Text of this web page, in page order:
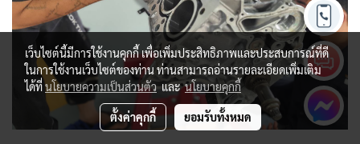
เว็บไซต์นี้มีการใช้งานคุกกี้ เพื่อเพิ่มประสิทธิภาพและประสบการณ์ที่ดี
ในการใช้งานเว็บไซต์ของท่าน ท่านสามารถอ่านรายละเอียดเพิ่มเติม
ได้ที่นโยบายความเป็นส่วนตัวและนโยบายคุกกี้
ตั้งค่าคุกกี้ ยอมรับทั้งหมด